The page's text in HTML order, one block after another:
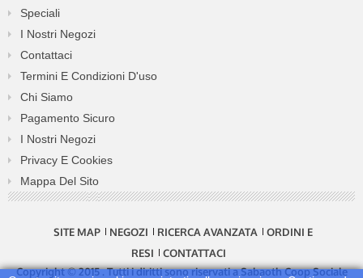
Speciali
I Nostri Negozi
Contattaci
Termini E Condizioni D'uso
Chi Siamo
Pagamento Sicuro
I Nostri Negozi
Privacy E Cookies
Mappa Del Sito
SITE MAP NEGOZI RICERCA AVANZATA
ORDINI E
RESI
CONTATTACI
Copyright © 2015 . Tutti i diritti sono riservati a Sabaoth Coop Sociale